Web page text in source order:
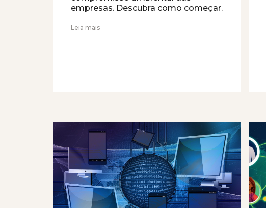
empresas. Descubra como começar.
Leia mais